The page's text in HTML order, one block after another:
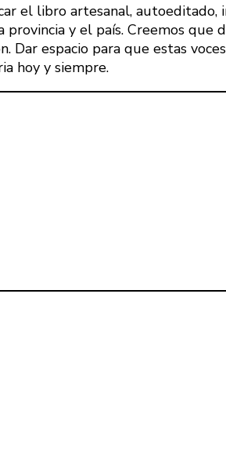
el libro artesanal,
y el país. Creemos
espacio para que estas
hoy y siempre.